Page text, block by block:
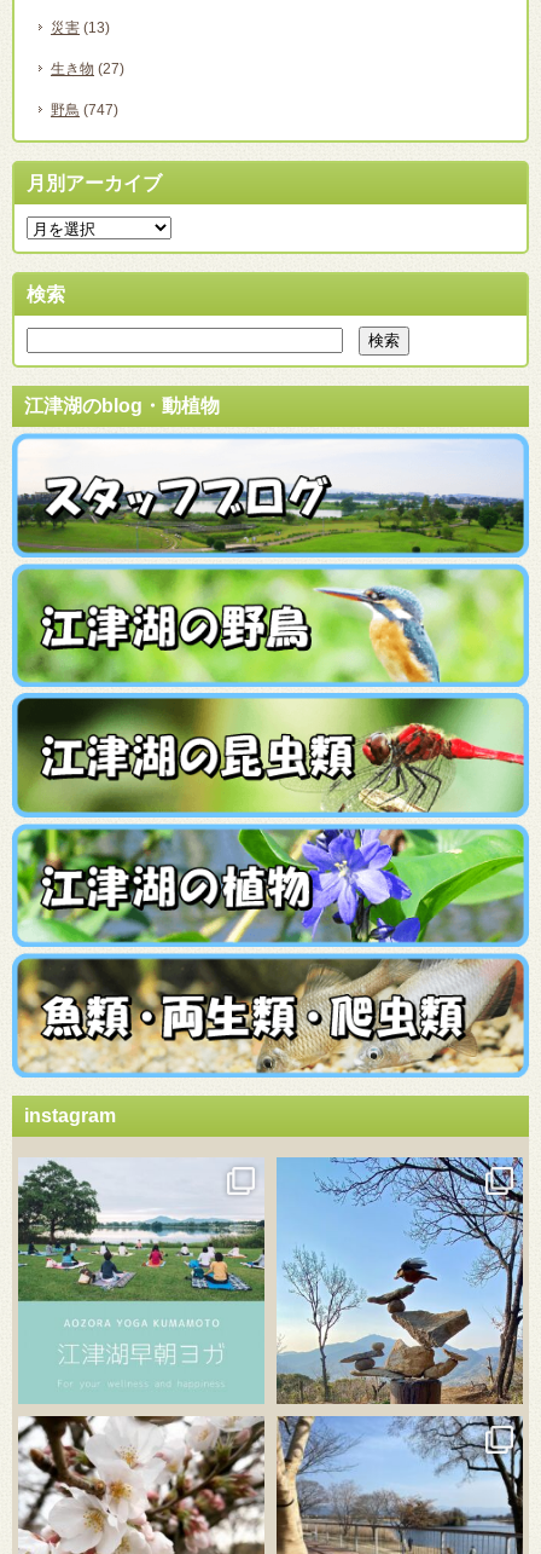
災害 (13)
生き物 (27)
野鳥 (747)
月別アーカイブ
検索
江津湖のblog・動植物
instagram
3月 20
3月 18
3月 18